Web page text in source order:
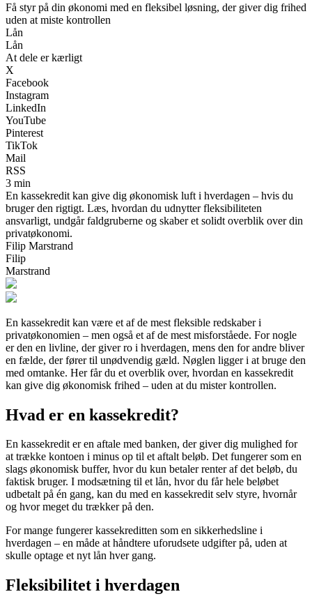
Få styr på din økonomi med en fleksibel løsning, der giver dig frihed
uden at miste kontrollen
Lån
Lån
At dele er kærligt
X
Facebook
Instagram
LinkedIn
YouTube
Pinterest
TikTok
Mail
RSS
3 min
En kassekredit kan give dig økonomisk luft i hverdagen – hvis du
bruger den rigtigt. Læs, hvordan du udnytter fleksibiliteten
ansvarligt, undgår faldgruberne og skaber et solidt overblik over din
privatøkonomi.
Filip Marstrand
Filip
Marstrand
En kassekredit kan være et af de mest fleksible redskaber i
privatøkonomien – men også et af de mest misforståede. For nogle
er den en livline, der giver ro i hverdagen, mens den for andre bliver
en fælde, der fører til unødvendig gæld. Nøglen ligger i at bruge den
med omtanke. Her får du et overblik over, hvordan en kassekredit
kan give dig økonomisk frihed – uden at du mister kontrollen.
Hvad er en kassekredit?
En kassekredit er en aftale med banken, der giver dig mulighed for
at trække kontoen i minus op til et aftalt beløb. Det fungerer som en
slags økonomisk buffer, hvor du kun betaler renter af det beløb, du
faktisk bruger. I modsætning til et lån, hvor du får hele beløbet
udbetalt på én gang, kan du med en kassekredit selv styre, hvornår
og hvor meget du trækker på den.
For mange fungerer kassekreditten som en sikkerhedsline i
hverdagen – en måde at håndtere uforudsete udgifter på, uden at
skulle optage et nyt lån hver gang.
Fleksibilitet i hverdagen